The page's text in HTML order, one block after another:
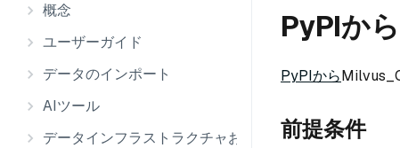
概念
ユーザーガイド
データのインポート
AIツール
データインフラストラクチャおよび統合
PyPIか
PyPIから
前提条件